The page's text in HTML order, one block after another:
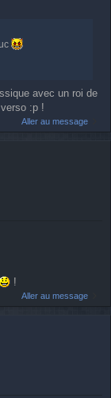
avec un roi de
:p !
Aller au message
!
Aller au message